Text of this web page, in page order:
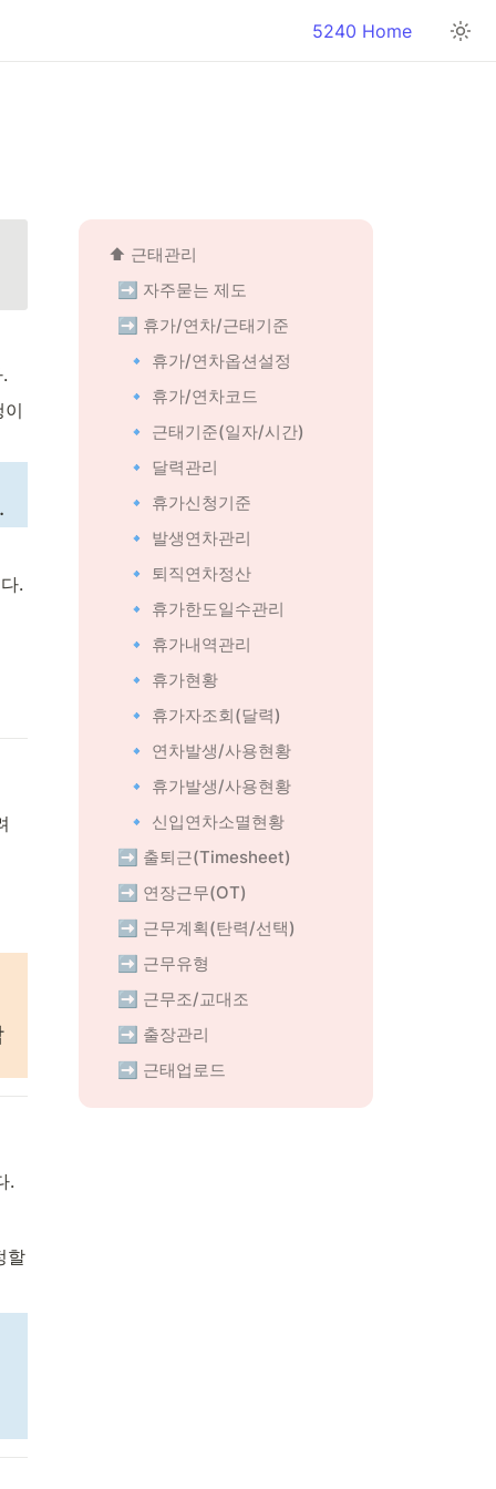
5240 Home
.
.
할
⬆️ 근태관리
➡️ 자주묻는 제도
➡️ 휴가/연차/근태기준
🔹 휴가/연차옵션설정
🔹 휴가/연차코드
🔹 근태기준(일자/시간)
🔹 달력관리
🔹 휴가신청기준
🔹 발생연차관리
🔹 퇴직연차정산
🔹 휴가한도일수관리
🔹 휴가내역관리
🔹 휴가현황
🔹 휴가자조회(달력)
🔹 연차발생/사용현황
🔹 휴가발생/사용현황
🔹 신입연차소멸현황
➡️ 출퇴근(Timesheet)
➡️ 연장근무(OT)
➡️ 근무계획(탄력/선택)
➡️ 근무유형
➡️ 근무조/교대조
➡️ 출장관리
➡️ 근태업로드